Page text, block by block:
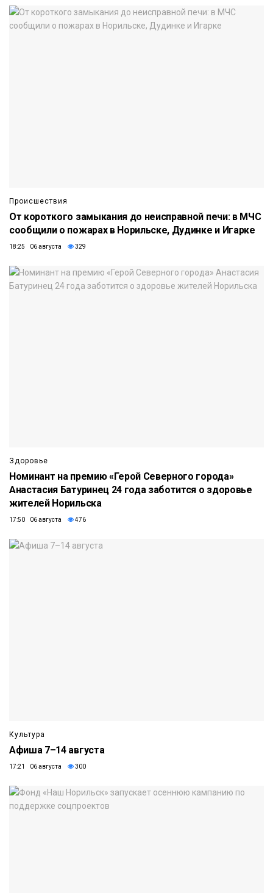
Происшествия
От короткого замыкания до неисправной печи: в МЧС
сообщили о пожарах в Норильске, Дудинке и Игарке
18:25 06 августа 329
Здоровье
Номинант на премию «Герой Северного города»
Анастасия Батуринец 24 года заботится о здоровье
жителей Норильска
17:50 06 августа 476
Культура
Афиша 7–14 августа
17:21 06 августа 300